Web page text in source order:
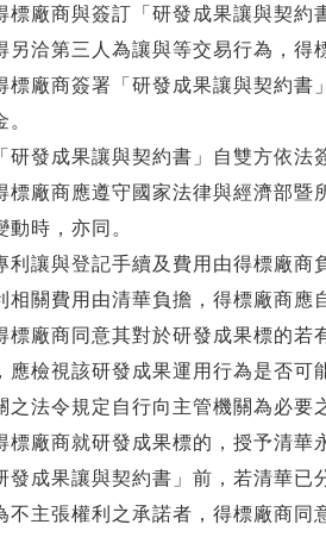
標廠商與簽訂「研發成果讓與契約
另洽第三人為讓與等交易行為，得
標廠商簽署「研發成果讓與契約書
研發成果讓與契約書」自雙方依法
標廠商應遵守國家法律與經濟部暨
動時，亦同。
利讓與登記手續及費用由得標廠商
相關費用由清華負擔，得標廠商應
標廠商同意其對於研發成果標的若
應檢視該研發成果運用行為是否可
之法令規定自行向主管機關為必要
標廠商就研發成果標的，授予清華
發成果讓與契約書」前，若清華
不主張權利之承諾者，得標廠商